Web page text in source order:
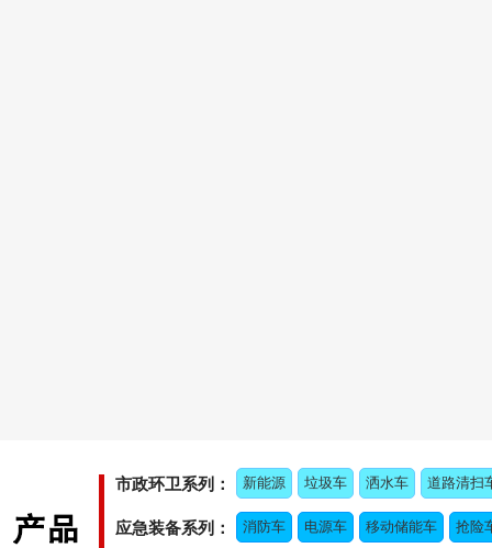
市政环卫系列： 新能源 垃圾车 洒水车 道路清扫
应急装备系列： 消防车 电源车 移动储能车 抢险